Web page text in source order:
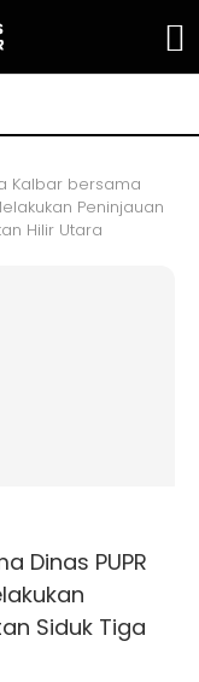
Kalbar bersama
Peninjauan
Hilir Utara
Dinas PUPR
Siduk Tiga